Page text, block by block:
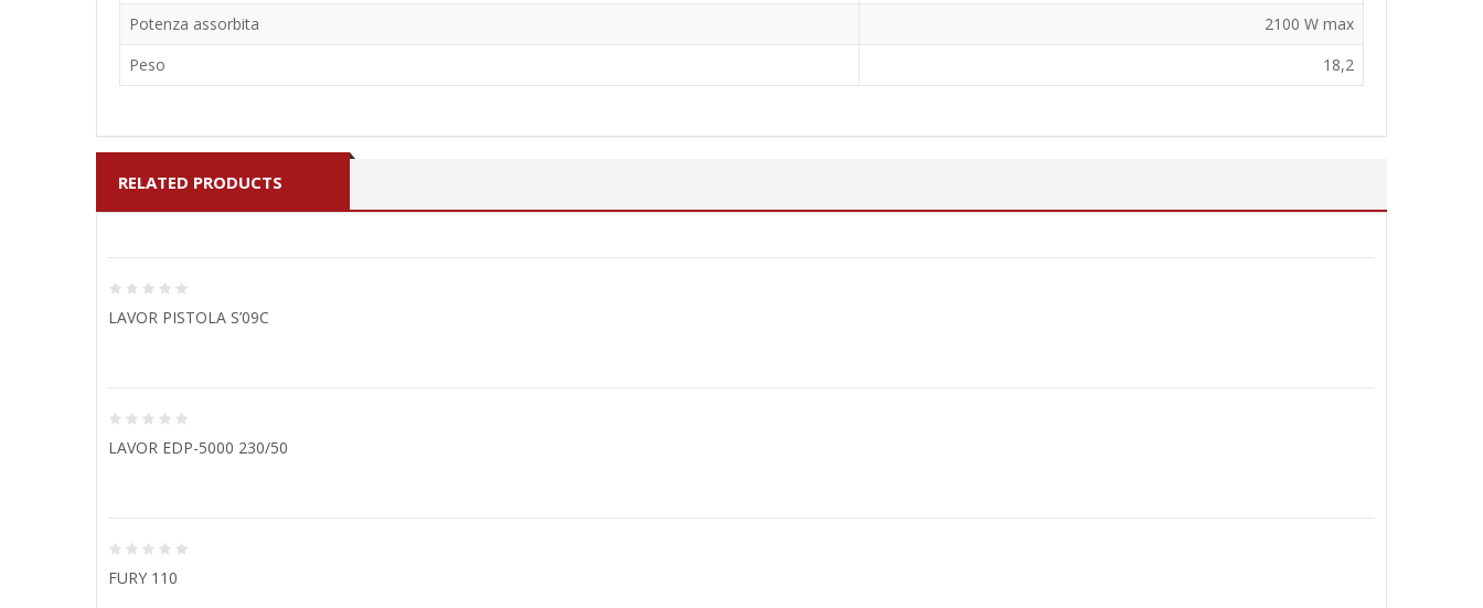
Potenza assorbita
2100 W max
Peso
18,2
RELATED PRODUCTS
LAVOR PISTOLA S’09C
LAVOR EDP-5000 230/50
FURY 110